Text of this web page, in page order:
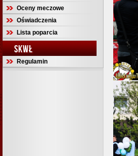
Oceny meczowe
Oświadczenia
Lista poparcia
SKWŁ
Regulamin